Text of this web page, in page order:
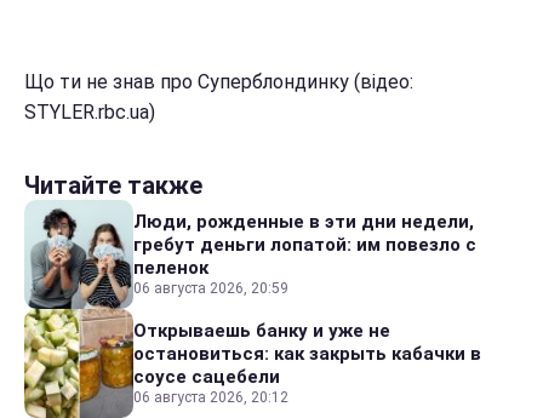
Що ти не знав про Суперблондинку (відео:
STYLER.rbc.ua)
Читайте также
Люди, рожденные в эти дни недели,
гребут деньги лопатой: им повезло с
пеленок
06 августа 2026, 20:59
Открываешь банку и уже не
остановиться: как закрыть кабачки в
соусе сацебели
06 августа 2026, 20:12